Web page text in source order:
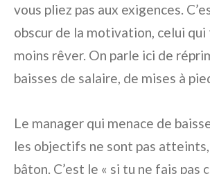
vous pliez pas aux exigences.
obscur de la motivation, celui qui
moins rêver. On parle ici de
baisses de salaire, de mises à
Le manager qui menace de
les objectifs ne sont pas
bâton. C’est le « si tu ne fais pas